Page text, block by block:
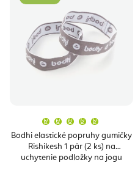
Bodhi elastické popruhy gumičky
Rishikesh 1 pár (2 ks) na
uchytenie podložky na jogu
produktu
je
5,0
z
5